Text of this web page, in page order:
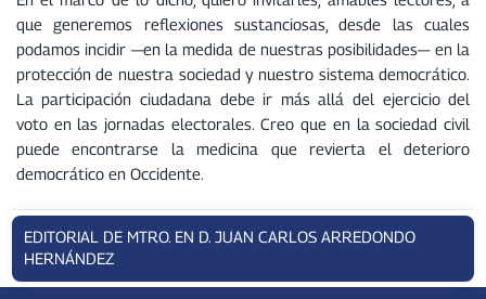
que generemos reflexiones sustanciosas, desde las cuales
podamos incidir —en la medida de nuestras posibilidades— en la
protección de nuestra sociedad y nuestro sistema democrático.
La participación ciudadana debe ir más allá del ejercicio del
voto en las jornadas electorales. Creo que en la sociedad civil
puede encontrarse la medicina que revierta el deterioro
democrático en Occidente.
EDITORIAL DE MTRO. EN D. JUAN CARLOS ARREDONDO
HERNÁNDEZ